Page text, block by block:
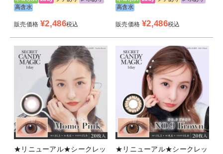
高含水
販売価格 ¥2,486税込
高含水
販売価格 ¥2,486税込
★リニューアル★シークレッ
★リニューアル★シークレッ